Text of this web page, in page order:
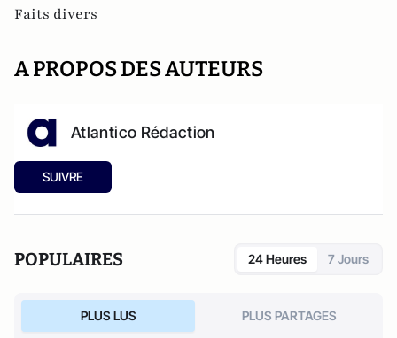
Faits divers
A PROPOS DES AUTEURS
Atlantico Rédaction
SUIVRE
POPULAIRES 24 Heures 7 Jours
PLUS LUS PLUS PARTAGES